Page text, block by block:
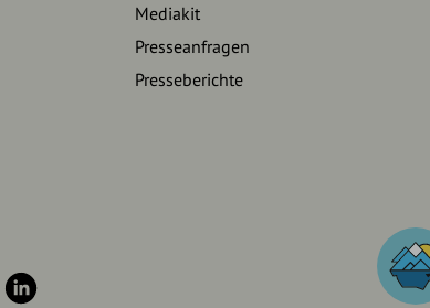
Mediakit
Presseanfragen
Presseberichte